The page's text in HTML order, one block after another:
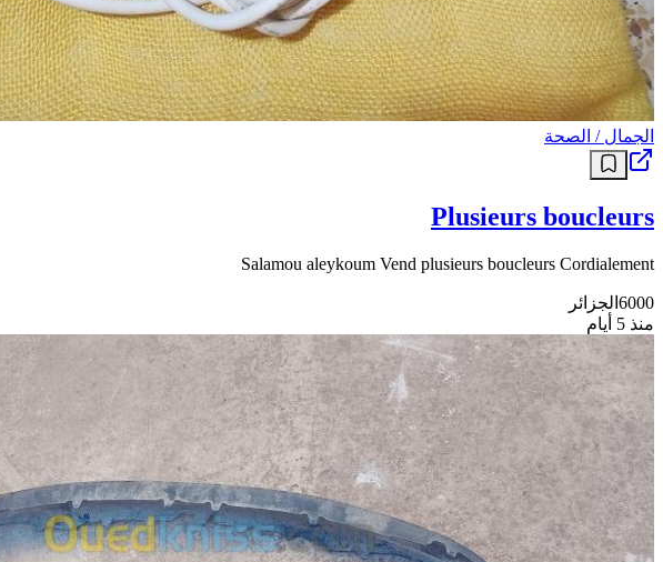
الجمال / الصحة
Plusieurs boucleurs
Salamou aleykoum Vend plusieurs boucleurs Cordialement
6000 الجزائر
منذ 5 أيام